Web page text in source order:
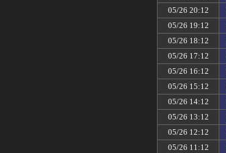
05/26 20:12
05/26 19:12
05/26 18:12
05/26 17:12
05/26 16:12
05/26 15:12
05/26 14:12
05/26 13:12
05/26 12:12
05/26 11:12